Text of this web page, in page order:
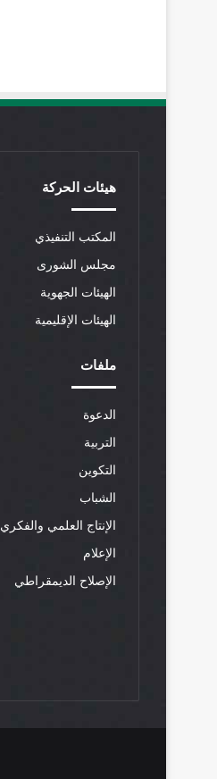
هيئات الحركة
المكتب التنفيذي
مجلس الشورى
الهيئات الجهوية
الهيئات الإقليمية
ملفات
الدعوة
التربية
التكوين
الشباب
الإنتاج العلمي والفكري
الإعلام
الإصلاح الديمقراطي